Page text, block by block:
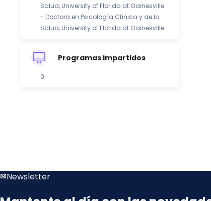
Salud, University of Florida at Gainesville.
- Doctora en Psicología Clínica y de la
Salud, University of Florida at Gainesville.
Programas impartidos
0